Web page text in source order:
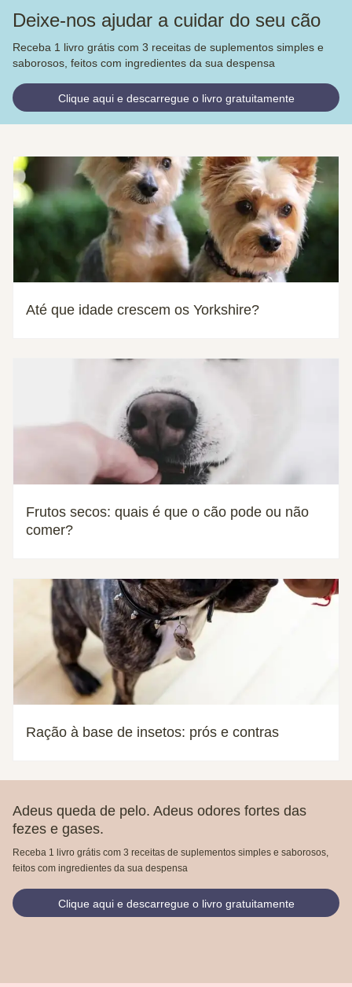
Deixe-nos ajudar a cuidar do seu cão
Receba 1 livro grátis com 3 receitas de suplementos simples e
saborosos, feitos com ingredientes da sua despensa
Clique aqui e descarregue o livro gratuitamente
Até que idade crescem os Yorkshire?
Frutos secos: quais é que o cão pode ou não
comer?
Ração à base de insetos: prós e contras
Adeus queda de pelo. Adeus odores fortes das
fezes e gases.
Receba 1 livro grátis com 3 receitas de suplementos simples e saborosos,
feitos com ingredientes da sua despensa
Clique aqui e descarregue o livro gratuitamente